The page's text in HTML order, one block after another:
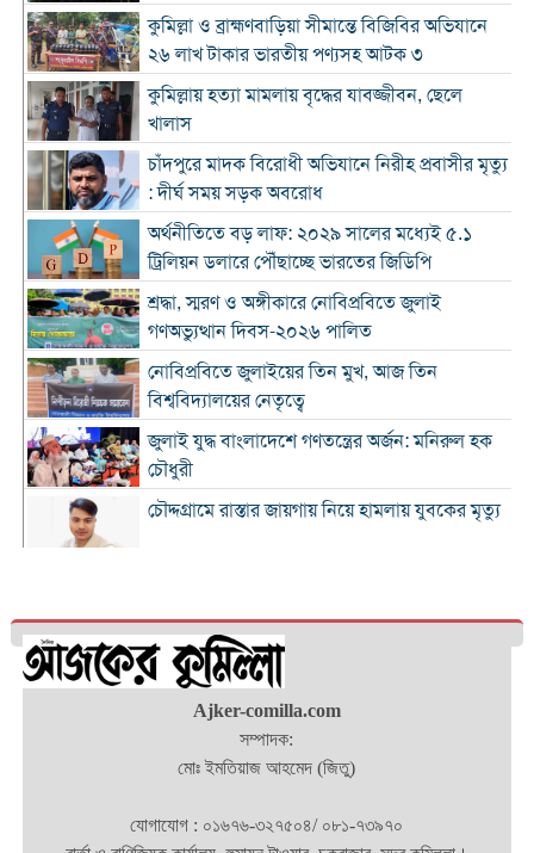
কুমিল্লা ও ব্রাহ্মণবাড়িয়া সীমান্তে বিজিবির অভিযানে
২৬ লাখ টাকার ভারতীয় পণ্যসহ আটক ৩
কুমিল্লায় হত্যা মামলায় বৃদ্ধের যাবজ্জীবন, ছেলে
খালাস
চাঁদপুরে মাদক বিরোধী অভিযানে নিরীহ প্রবাসীর মৃত্যু
: দীর্ঘ সময় সড়ক অবরোধ
অর্থনীতিতে বড় লাফ: ২০২৯ সালের মধ্যেই ৫.১
ট্রিলিয়ন ডলারে পৌঁছাচ্ছে ভারতের জিডিপি
শ্রদ্ধা, স্মরণ ও অঙ্গীকারে নোবিপ্রবিতে জুলাই
গণঅভ্যুত্থান দিবস-২০২৬ পালিত
নোবিপ্রবিতে জুলাইয়ের তিন মুখ, আজ তিন
বিশ্ববিদ্যালয়ের নেতৃত্বে
জুলাই যুদ্ধ বাংলাদেশে গণতন্ত্রের অর্জন: মনিরুল হক
চৌধুরী
চৌদ্দগ্রামে রাস্তার জায়গায় নিয়ে হামলায় যুবকের মৃত্যু
কুমিল্লায় শ্বশুরবাড়িতে নাস্তা না দেওয়া নিয়ে বিরোধ,
অন্তঃসত্ত্বা মেয়ের বাবাকে হত্যার অভিযোগ
চৌদ্দগ্রামে জুলাই গণঅভ্যুত্থান দিবসে আলোচনা সভা
ও জুলাই যোদ্ধাদের সংবর্ধনা
‘জুলাই ২০২৪-এর আত্মত্যাগ এবং আমাদের নাগরিক
Ajker-comilla.com
সম্পাদক:
মোঃ ইমতিয়াজ আহমেদ (জিতু)
যোগাযোগ : ০১৬৭৬-৩২৭৫০৪/ ০৮১-৭৩৯৭০